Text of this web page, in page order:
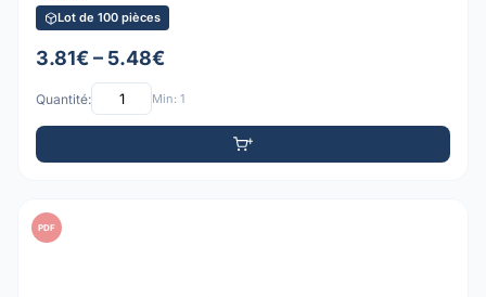
Lot de 100 pièces
3.81€ – 5.48€
Quantité: Min: 1
PDF